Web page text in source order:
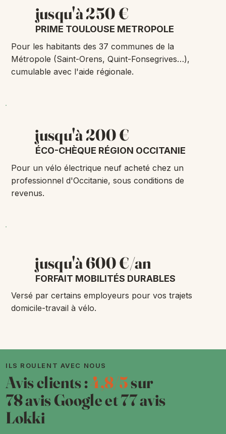
jusqu'à 250 €
PRIME TOULOUSE METROPOLE
Pour les habitants des 37 communes de la
Métropole (Saint-Orens, Quint-Fonsegrives…),
cumulable avec l'aide régionale.
jusqu'à 200 €
ÉCO-CHÈQUE RÉGION OCCITANIE
Pour un vélo électrique neuf acheté chez un
professionnel d'Occitanie, sous conditions de
revenus.
jusqu'à 600 €/an
FORFAIT MOBILITÉS DURABLES
Versé par certains employeurs pour vos trajets
domicile-travail à vélo.
ILS ROULENT AVEC NOUS
Avis clients :4,8/5sur
78 avis Google et 77 avis
Lokki